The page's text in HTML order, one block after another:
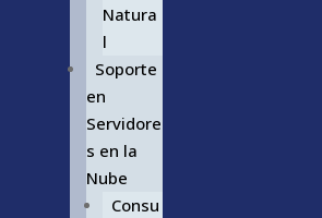
Natura
l
Soporte
en
Servidore
s en la
Nube
Consu